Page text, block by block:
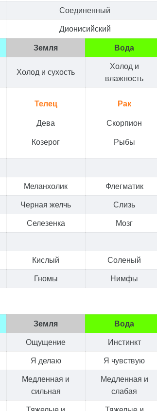
Соединенный
Дионисийский
Земля Вода
Холод и сухость
Холод и
влажность
Телец
Дева
Козерог
Рак
Скорпион
Рыбы
Меланхолик
Флегматик
Черная желчь
Слизь
Селезенка
Мозг
Кислый
Соленый
Гномы Нимфы
Земля
Вода
Ощущение
Инстинкт
Я делаю Я чувствую
Медленная и
сильная
Медленная и
слабая